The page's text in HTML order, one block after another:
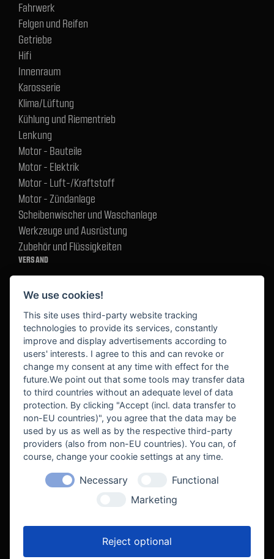
Fahrwerk
Felgen und Reifen
Getriebe
Hifi
Innenraum
Karosserie
Klima/Lüftung
Kühlung und Riementrieb
Lenkung
Motor - Bauteile
Motor - Elektrik
Motor - Luft-/Kraftstoff
Motor - Zündanlage
Scheibenwischer und Waschanlage
Werkzeuge und Ausrüstung
Zubehör und Flüssigkeiten
VERSAND
BEKANNT AUS
We use cookies!
This site uses third-party website tracking
technologies to provide its services, constantly
improve and display advertisements according to
users' interests. I agree to this and can revoke or
change my consent at any time with effect for the
future.We point out that some tools may transfer data
to third countries without an adequate level of data
protection. By clicking "Accept (incl. data transfer to
non-EU countries)", you agree that the data may be
used by us as well as by the respective third-party
providers (also from non-EU countries). You can, of
course, change your cookie settings at any time.
Necessary
Functional
Marketing
Reject optional